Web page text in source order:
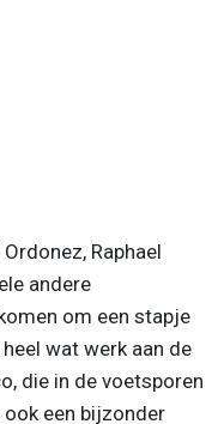
Raphael
andere
om een stapje
wat werk aan de
die in de voetsporen
ook een bijzonder